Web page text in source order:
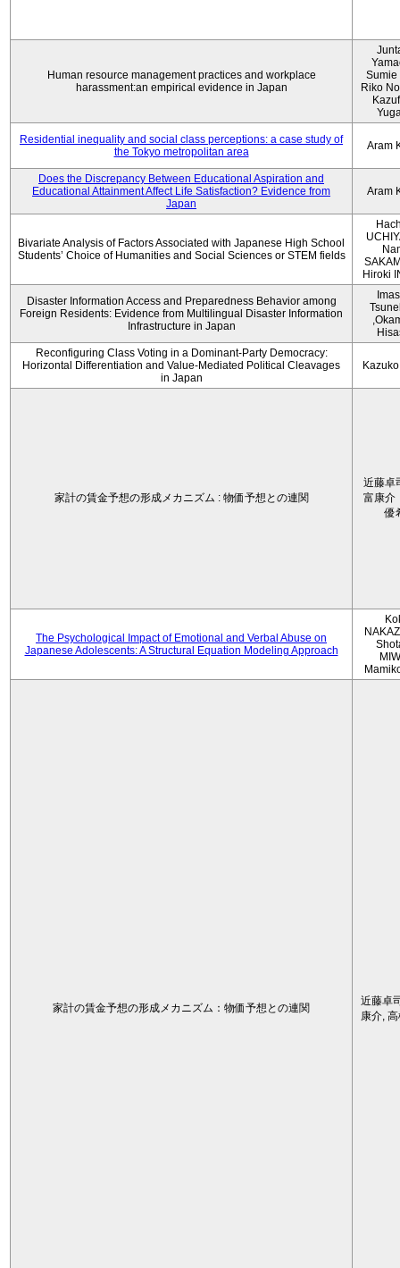
Human resource management practices and workplace
harassment:an empirical evidence in Japan
Sumie
Riko
Residential inequality and social class perceptions: a case study of
the Tokyo metropolitan area
Aram
Does the Discrepancy Between Educational Aspiration and
Educational Attainment Affect Life Satisfaction? Evidence from
Japan
Aram
Bivariate Analysis of Factors Associated with Japanese High School
Students’ Choice of Humanities and Social Sciences or STEM fields
Hiroki
Disaster Information Access and Preparedness Behavior among
Foreign Residents: Evidence from Multilingual Disaster Information
Infrastructure in Japan
Reconfiguring Class Voting in a Dominant-Party Democracy:
Horizontal Differentiation and Value-Mediated Political Cleavages
in Japan
家計の賃金予想の形成メカニズム : 物価予想との連関
近藤卓
富康介
優
The Psychological Impact of Emotional and Verbal Abuse on
Japanese Adolescents: A Structural Equation Modeling Approach
家計の賃金予想の形成メカニズム：物価予想との連関
近藤卓
康介,